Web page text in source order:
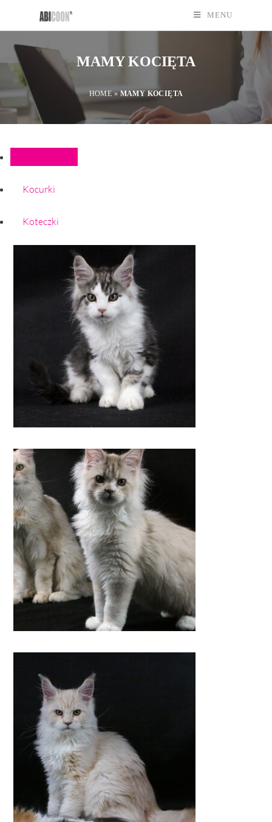
MENU
MAMY KOCIĘTA
HOME»MAMY KOCIĘTA
Kocurki
Koteczki